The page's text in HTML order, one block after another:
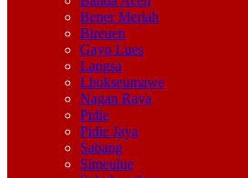
Bener Meriah
Bireuen
Gayo Lues
Langsa
Lhokseumawe
Nagan Raya
Pidie
Pidie Jaya
Sabang
Simeulue